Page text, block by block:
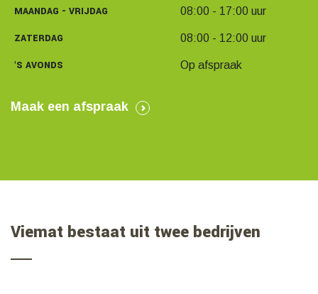
MAANDAG - VRIJDAG 08:00 - 17:00 uur
ZATERDAG 08:00 - 12:00 uur
'S AVONDS Op afspraak
Maak een afspraak
Viemat bestaat uit twee bedrijven